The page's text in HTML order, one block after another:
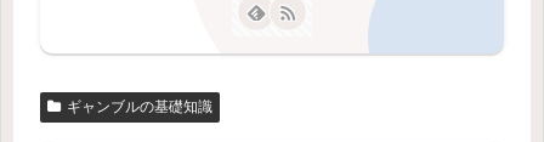
ギャンブルの基礎知識